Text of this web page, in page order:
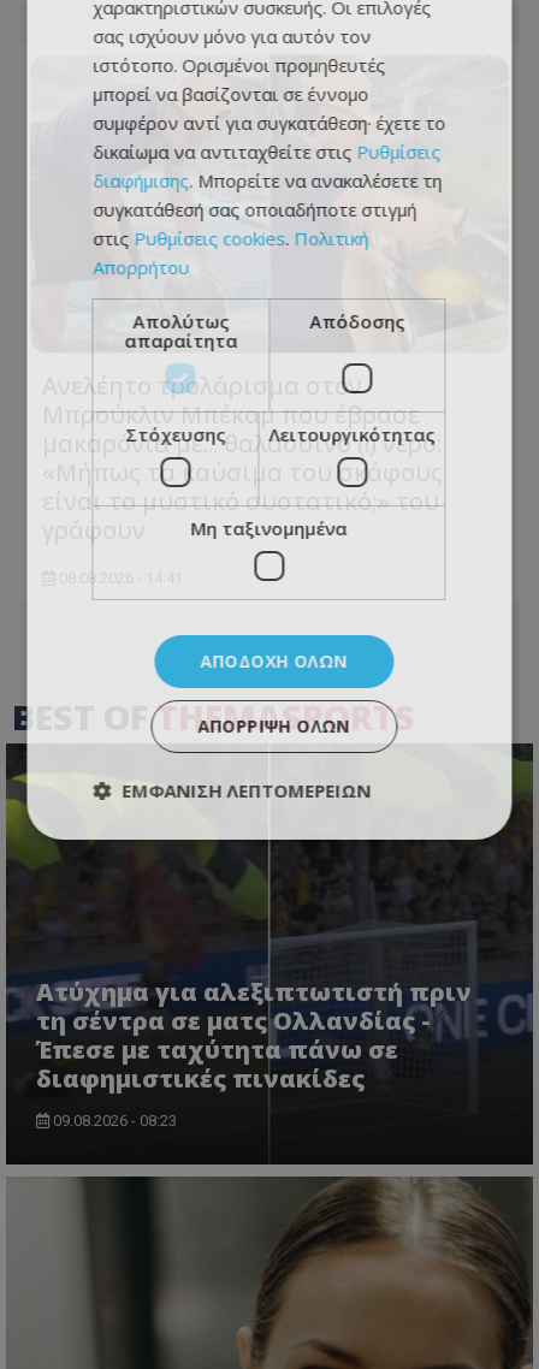
Ανελέητο τρολάρισμα στον
Μπρούκλιν Μπέκαμ που έβρασε
μακαρόνια με... θαλασσινό (!) νερό:
«Μήπως τα καύσιμα του σκάφους
είναι το μυστικό συστατικό;» του
BEST OFTHEMASPORTS
Ατύχημα για αλεξιπτωτιστή πριν
τη σέντρα σε ματς Ολλανδίας -
Έπεσε με ταχύτητα πάνω σε
διαφημιστικές πινακίδες
09.08.2026 - 08:23
χαρακτηριστικών συσκευής. Οι επιλογές
σας ισχύουν μόνο για αυτόν τον
ιστότοπο. Ορισμένοι προμηθευτές
μπορεί να βασίζονται σε έννομο
συμφέρον αντί για συγκατάθεση· έχετε το
δικαίωμα να αντιταχθείτε στις Ρυθμίσεις
διαφήμισης. Μπορείτε να ανακαλέσετε τη
συγκατάθεσή σας οποιαδήποτε στιγμή
στις Ρυθμίσεις cookies. Πολιτική
Απορρήτου
Απολύτως
απαραίτητα
Απόδοσης
Στόχευσης Λειτουργικότητας
Μη ταξινομημένα
ΑΠΟΔΟΧΉ ΌΛΩΝ
ΑΠΌΡΡΙΨΗ ΌΛΩΝ
ΕΜΦΆΝΙΣΗ ΛΕΠΤΟΜΕΡΕΙΏΝ